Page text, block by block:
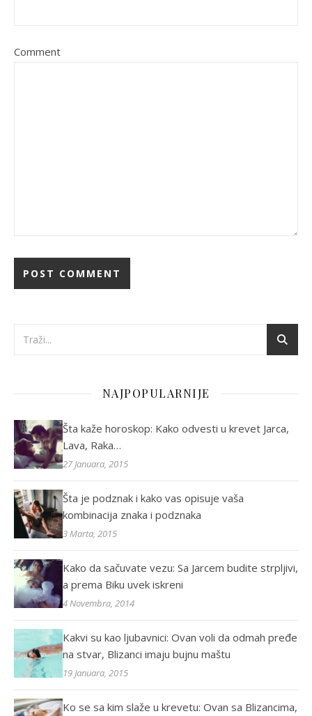
Comment
NAJPOPULARNIJE
Šta kaže horoskop: Kako odvesti u krevet Jarca,
Lava, Raka…
27 Januara, 2015
Šta je podznak i kako vas opisuje vaša
kombinacija znaka i podznaka
3 Marta, 2015
Kako da sačuvate vezu: Sa Jarcem budite strpljivi,
a prema Biku uvek iskreni
4 Novembra, 2014
Kakvi su kao ljubavnici: Ovan voli da odmah pređe
na stvar, Blizanci imaju bujnu maštu
19 Januara, 2015
Ko se sa kim slaže u krevetu: Ovan sa Blizancima,